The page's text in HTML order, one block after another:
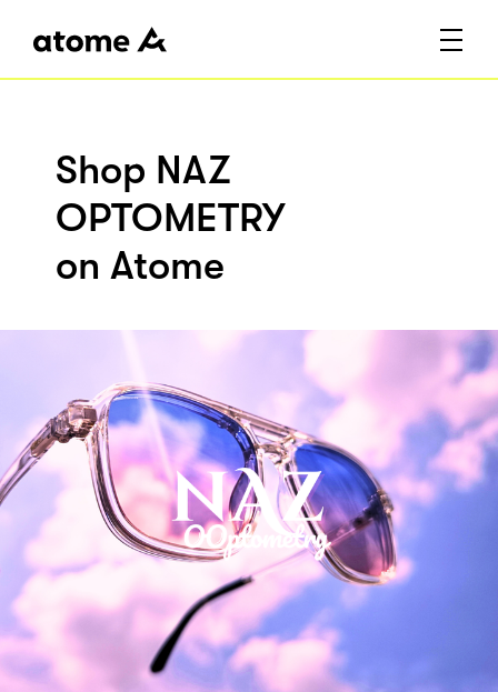
Shop NAZ
OPTOMETRY
on Atome